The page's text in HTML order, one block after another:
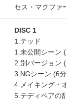
セス・マクファ
DISC 1
1.テッド
1.未公開シーン
2.別バージョン
3.NGシーン (6
4.メイキング・
5.テディベアの